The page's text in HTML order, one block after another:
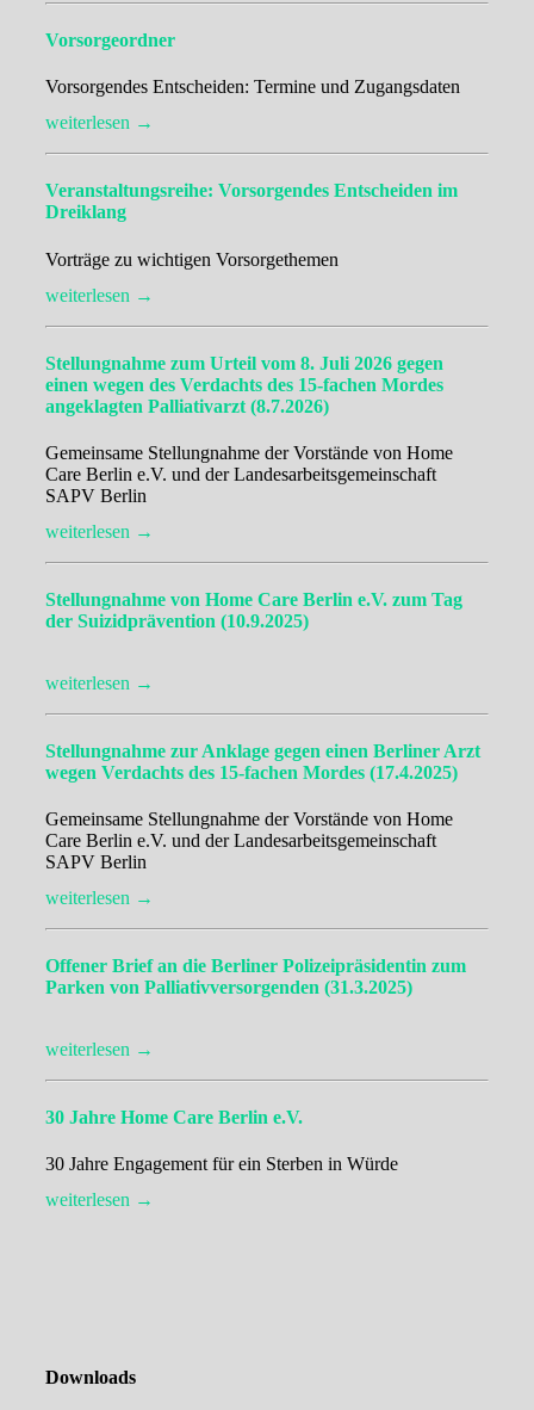
Vorsorgeordner
Vorsorgendes Entscheiden: Termine und Zugangsdaten
weiterlesen →
Veranstaltungsreihe: Vorsorgendes Entscheiden im
Dreiklang
Vorträge zu wichtigen Vorsorgethemen
weiterlesen →
Stellungnahme zum Urteil vom 8. Juli 2026 gegen
einen wegen des Verdachts des 15-fachen Mordes
angeklagten Palliativarzt (8.7.2026)
Gemeinsame Stellungnahme der Vorstände von Home
Care Berlin e.V. und der Landesarbeitsgemeinschaft
SAPV Berlin
weiterlesen →
Stellungnahme von Home Care Berlin e.V. zum Tag
der Suizidprävention (10.9.2025)
weiterlesen →
Stellungnahme zur Anklage gegen einen Berliner Arzt
wegen Verdachts des 15-fachen Mordes (17.4.2025)
Gemeinsame Stellungnahme der Vorstände von Home
Care Berlin e.V. und der Landesarbeitsgemeinschaft
SAPV Berlin
weiterlesen →
Offener Brief an die Berliner Polizeipräsidentin zum
Parken von Palliativversorgenden (31.3.2025)
weiterlesen →
30 Jahre Home Care Berlin e.V.
30 Jahre Engagement für ein Sterben in Würde
weiterlesen →
Downloads